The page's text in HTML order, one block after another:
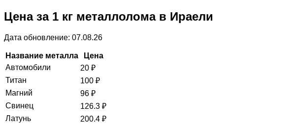
Цена за 1 кг металлолома в Ираели
Дата обновление: 07.08.26
Название металла
Цена
Автомобили
20 ₽
Титан
100 ₽
Магний
96 ₽
Свинец
126.3 ₽
Латунь
200.4 ₽